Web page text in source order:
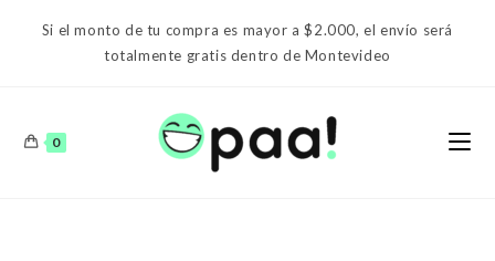
Si el monto de tu compra es mayor a $2.000, el envío será
totalmente gratis dentro de Montevideo
0